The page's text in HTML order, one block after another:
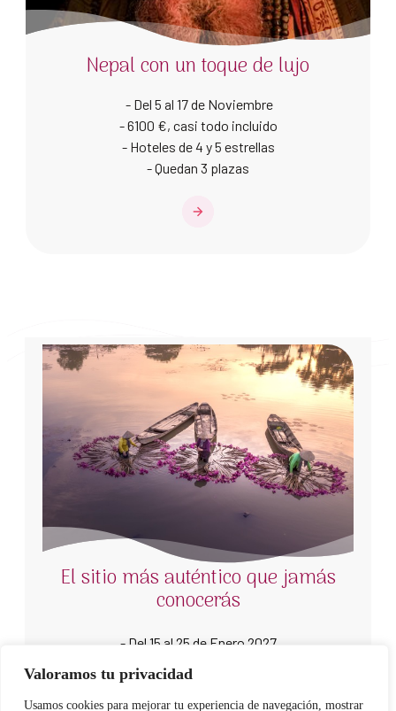
Valoramos tu privacidad
Usamos cookies para mejorar tu experiencia de navegación, mostrar
Nepal con un toque de lujo
- Del 5 al 17 de Noviembre
- 6100 €, casi todo incluido
- Hoteles de 4 y 5 estrellas
- Quedan 3 plazas
El sitio más auténtico que jamás
conocerás
- Del 15 al 25 de Enero 2027
- 2850 € con todo incluido
- Vietnam con opción de Camboya